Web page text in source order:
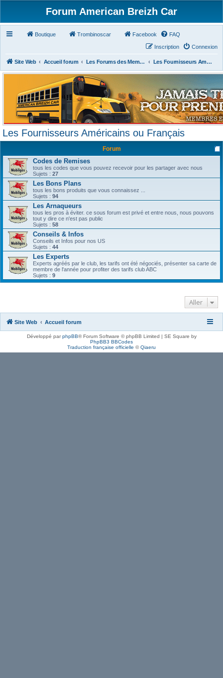
Forum American Breizh Car
Boutique Trombinoscar Facebook FAQ
Connexion
Inscription
Site Web Accueil forum Les Forums des Membres du Club Les Fournisseurs Américains ou Français
Les Fournisseurs Américains ou Français
Forum
Codes de Remises
tous les codes que vous pouvez recevoir pour les partager avec nous
Sujets : 27
Les Bons Plans
tous les bons produits que vous connaissez ...
Sujets : 94
Les Arnaqueurs
tous les pros à éviter. ce sous forum est privé et entre nous, nous pouvons
tout y dire ce n'est pas public
Sujets : 58
Conseils & Infos
Conseils et Infos pour nos US
Sujets : 44
Les Experts
Experts agréés par le club, les tarifs ont été négociés, présenter sa carte de
membre de l'année pour profiter des tarifs club ABC
Sujets : 9
Aller
Site Web Accueil forum
Développé parphpBB® Forum Software © phpBB Limited | SE Square by
PhpBB3 BBCodes
Traduction française officielle ©Qiaeru